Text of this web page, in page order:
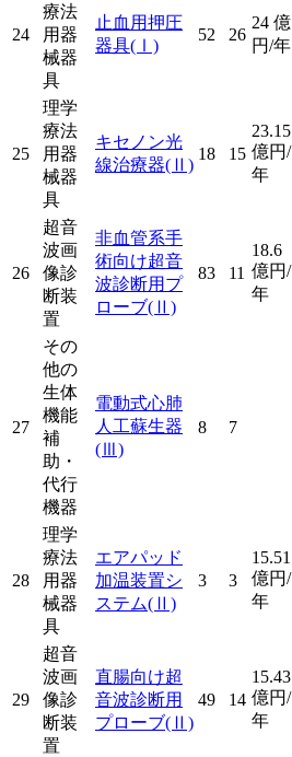
24
療法
用器
械器
具
止血用押圧
器具(Ⅰ)
52 26
24 億
円/年
25
理学
療法
用器
械器
具
キセノン光
線治療器(Ⅱ)
18 15
23.15
億円/
年
26
超音
波画
像診
断装
置
非血管系手
術向け超音
波診断用プ
ローブ(Ⅱ)
83 11
18.6
億円/
年
27
その
他の
生体
機能
補
助・
代行
機器
電動式心肺
人工蘇生器
(Ⅲ)
8 7
28
理学
療法
用器
械器
具
エアパッド
加温装置シ
ステム(Ⅱ)
3 3
15.51
億円/
年
29
超音
波画
像診
断装
置
直腸向け超
音波診断用
プローブ(Ⅱ)
49 14
15.43
億円/
年